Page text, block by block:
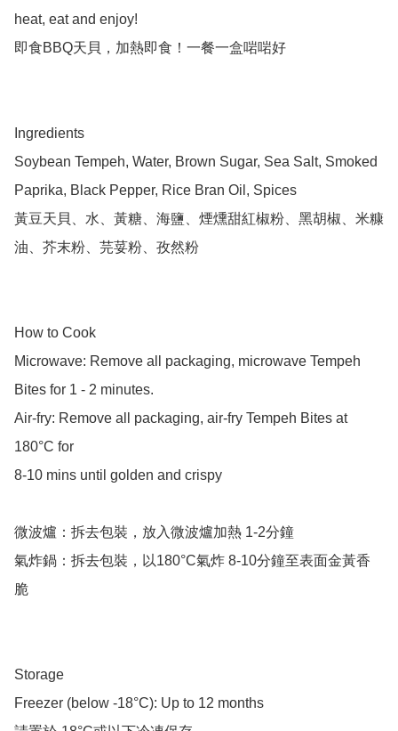
heat, eat and enjoy!
即食BBQ天貝，加熱即食！一餐一盒啱啱好
Ingredients
Soybean Tempeh, Water, Brown Sugar, Sea Salt, Smoked
Paprika, Black Pepper, Rice Bran Oil, Spices
黃豆天貝、水、黃糖、海鹽、煙燻甜紅椒粉、黑胡椒、米糠
油、芥末粉、芫荽粉、孜然粉
How to Cook
Microwave: Remove all packaging, microwave Tempeh
Bites for 1 - 2 minutes.
Air-fry: Remove all packaging, air-fry Tempeh Bites at
180°C for
8-10 mins until golden and crispy
微波爐：拆去包裝，放入微波爐加熱 1-2分鐘
氣炸鍋：拆去包裝，以180°C氣炸 8-10分鐘至表面金黃香
脆
Storage
Freezer (below -18°C): Up to 12 months